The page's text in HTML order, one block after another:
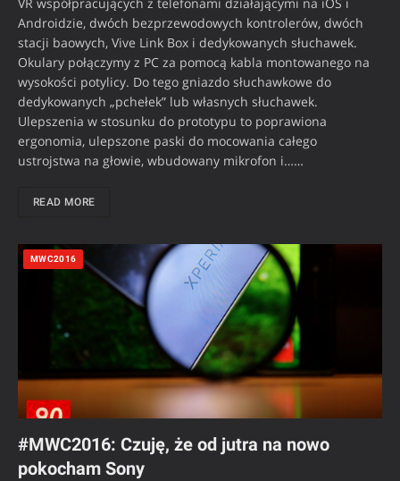
Androidzie, dwóch bezprzewodowych kontrolerów, dwóch
stacji baowych, Vive Link Box i dedykowanych słuchawek.
Okulary połączymy z PC za pomocą kabla montowanego na
wysokości potylicy. Do tego gniazdo słuchawkowe do
dedykowanych „pchełek” lub własnych słuchawek.
Ulepszenia w stosunku do prototypu to poprawiona
ergonomia, ulepszone paski do mocowania całego
ustrojstwa na głowie, wbudowany mikrofon i……
READ MORE
MWC2016
#MWC2016: Czuję, że od jutra na nowo
pokocham Sony